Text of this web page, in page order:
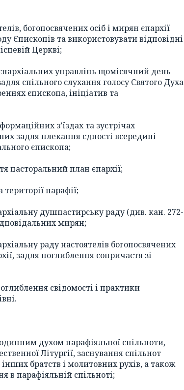
богопосвячених осіб і мирян єпархії
Єпископів та використовувати відповідні
Церкві;
управлінь щомісячний день
спільного слухання голосу Святого Духа
єпископа, ініціатив та
з’їздах та зустрічах
задля плекання єдності всередині
єпископа;
пасторальний план єпархії;
парафії;
душпастирську раду (див. кан. 272-
мирян;
раду настоятелів богопосвячених
задля поглиблення сопричастя зі
свідомості і практики
духом парафіяльної спільноти,
Літургії, заснування спільнот
братств і молитовних рухів, а також
в парафіяльній спільноті;